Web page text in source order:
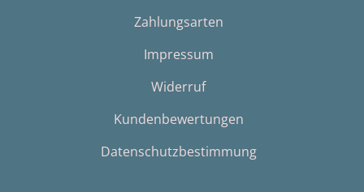
Zahlungsarten
Impressum
Widerruf
Kundenbewertungen
Datenschutzbestimmung